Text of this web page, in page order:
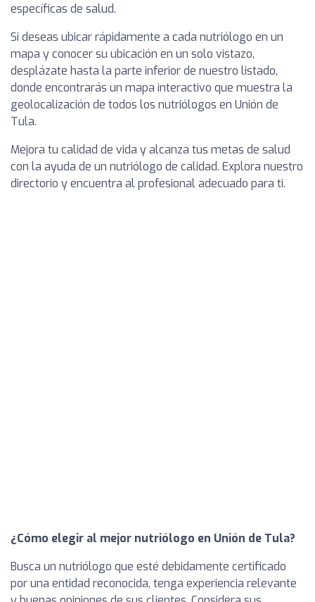
específicas de salud.
Si deseas ubicar rápidamente a cada nutriólogo en un
mapa y conocer su ubicación en un solo vistazo,
desplázate hasta la parte inferior de nuestro listado,
donde encontrarás un mapa interactivo que muestra la
geolocalización de todos los nutriólogos en Unión de
Tula.
Mejora tu calidad de vida y alcanza tus metas de salud
con la ayuda de un nutriólogo de calidad. Explora nuestro
directorio y encuentra al profesional adecuado para ti.
¿Cómo elegir al mejor nutriólogo en Unión de Tula?
Busca un nutriólogo que esté debidamente certificado
por una entidad reconocida, tenga experiencia relevante